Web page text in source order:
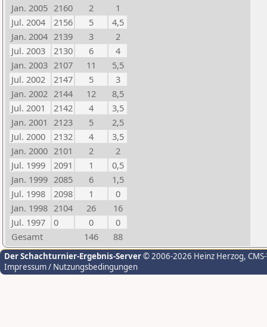
Jan. 2005 2160 2
1
Jul. 2004
2156 5
4,5
Jan. 2004 2139 3
2
Jul. 2003
2130 6
4
Jan. 2003 2107 11
5,5
Jul. 2002
2147 5
3
Jan. 2002 2144 12
8,5
Jul. 2001
2142 4
3,5
Jan. 2001 2123 5
2,5
Jul. 2000
2132 4
3,5
Jan. 2000 2101 2
2
Jul. 1999
2091 1
0,5
Jan. 1999 2085 6
1,5
Jul. 1998
2098 1
0
Jan. 1998 2104 26
16
Jul. 1997
0 0
0
Gesamt
146 88
Der Schachturnier-Ergebnis-Server© 2006-2026 Heinz Herzog,
Impressum / Nutzungsbedingungen